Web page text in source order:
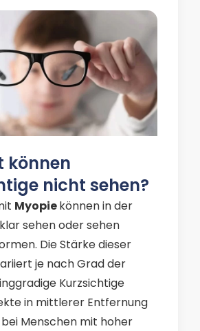
können
nicht sehen?
Myopiekönnen in der
sehen oder sehen
Die Stärke dieser
je nach Grad der
Kurzsichtige
in mittlerer Entfernung
Menschen mit hoher